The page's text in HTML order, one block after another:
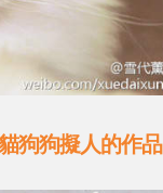
狗狗擬人的作品